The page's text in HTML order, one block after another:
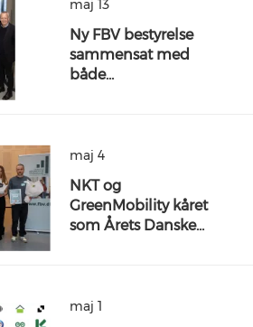
maj 13
Ny FBV bestyrelse
sammensat med
både…
maj 4
NKT og
GreenMobility kåret
som Årets Danske…
maj 1